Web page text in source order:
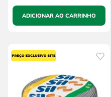
ADICIONAR AO CARRINHO